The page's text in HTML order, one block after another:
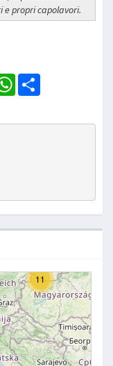
e propri capolavori.
WhatsApp